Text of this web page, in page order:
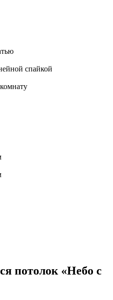
спайкой
потолок «Небо с